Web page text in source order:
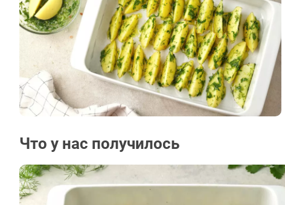
Что у нас получилось